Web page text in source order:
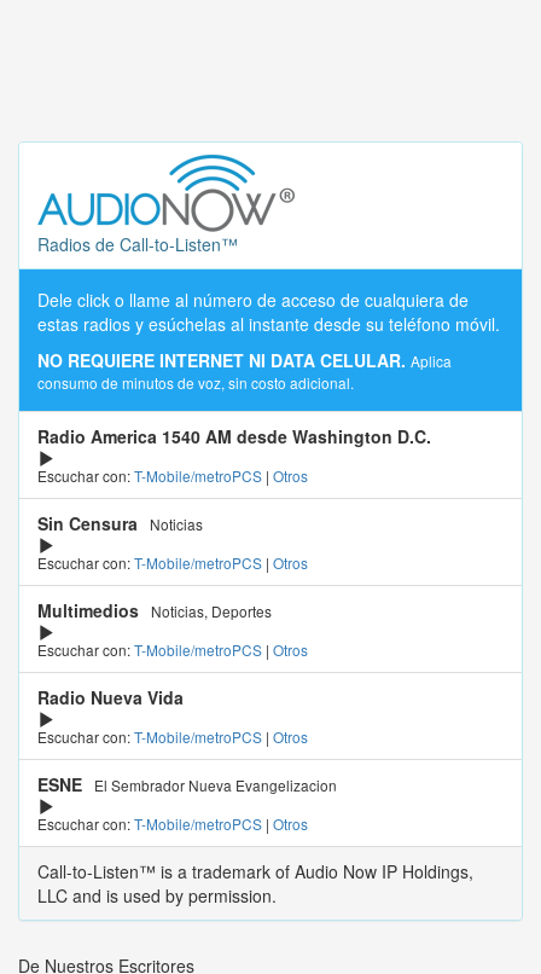
Radios de Call-to-Listen™
Dele click o llame al número de acceso de cualquiera de
estas radios y esúchelas al instante desde su teléfono móvil.
NO REQUIERE INTERNET NI DATA CELULAR. Aplica
consumo de minutos de voz, sin costo adicional.
Radio America 1540 AM desde Washington D.C.
Escuchar con:T-Mobile/metroPCS | Otros
Sin Censura
Noticias
Escuchar con:T-Mobile/metroPCS | Otros
Multimedios
Noticias, Deportes
Escuchar con:T-Mobile/metroPCS | Otros
Radio Nueva Vida
Escuchar con:T-Mobile/metroPCS | Otros
ESNE
El Sembrador Nueva Evangelizacion
Escuchar con:T-Mobile/metroPCS | Otros
Call-to-Listen™ is a trademark of Audio Now IP Holdings,
LLC and is used by permission.
De Nuestros Escritores